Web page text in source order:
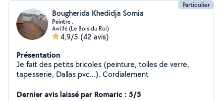
Particulier
Bougherida Khedidja Somia
Peintre .
Avrillé (Le Bois du Roi)
4,9/5 (42 avis)
Présentation
Je fait des petits bricoles (peinture, toiles de verre,
tapesserie, Dallas pvc...). Cordialement
Dernier avis laissé par Romaric : 5/5